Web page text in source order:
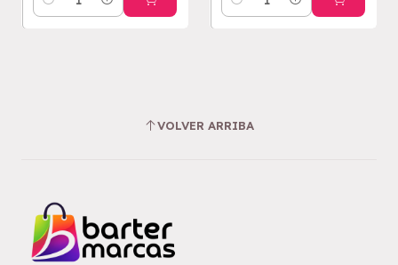
Cantidad Cantidad
VOLVER ARRIBA